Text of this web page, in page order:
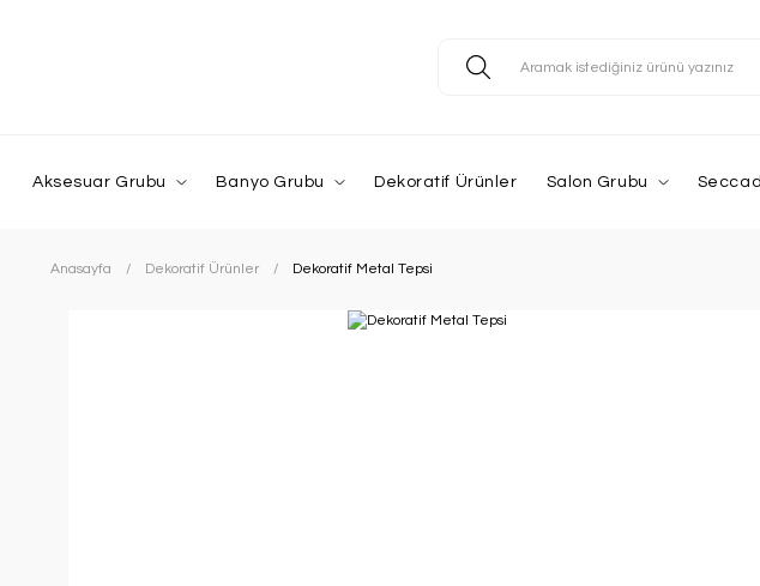
Aksesuar Grubu Banyo Grubu Dekoratif Ürünler Salon Grubu
Anasayfa Dekoratif Ürünler Dekoratif Metal Tepsi